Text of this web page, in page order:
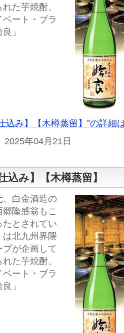
た芋焼酎、
ート・ブラ
」
み】【木樽蒸留】”の詳細
2025年04月21日
み】【木樽蒸留】
、白金酒造の
隆盛翁もこ
とされてい
は北九州界隈
が企画して
た芋焼酎、
ート・ブラ
」